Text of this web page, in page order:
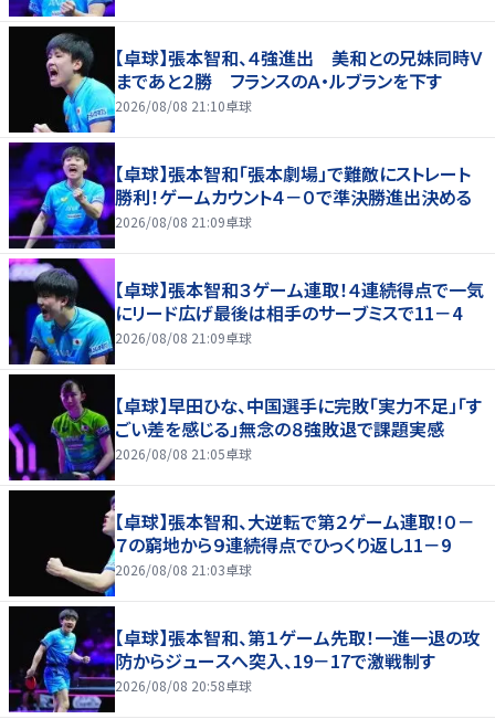
【卓球】張本智和、４強進出 美和との兄妹同時Ｖ
まであと２勝 フランスのＡ・ルブランを下す
2026/08/08 21:10卓球
【卓球】張本智和「張本劇場」で難敵にストレート
勝利！ゲームカウント４－０で準決勝進出決める
2026/08/08 21:09卓球
【卓球】張本智和３ゲーム連取！４連続得点で一気
にリード広げ最後は相手のサーブミスで11－4
2026/08/08 21:09卓球
【卓球】早田ひな、中国選手に完敗「実力不足」「す
ごい差を感じる」無念の８強敗退で課題実感
2026/08/08 21:05卓球
【卓球】張本智和、大逆転で第２ゲーム連取！０－
７の窮地から９連続得点でひっくり返し11－9
2026/08/08 21:03卓球
【卓球】張本智和、第１ゲーム先取！一進一退の攻
防からジュースへ突入、19－17で激戦制す
2026/08/08 20:58卓球